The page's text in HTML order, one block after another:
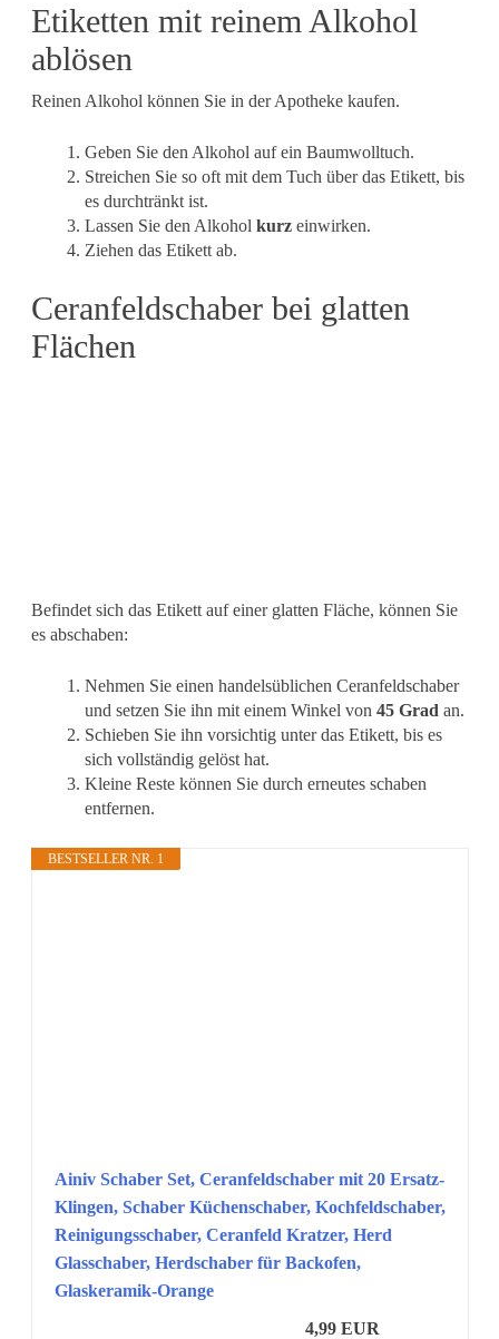
Etiketten mit reinem Alkohol
ablösen
Reinen Alkohol können Sie in der Apotheke kaufen.
Geben Sie den Alkohol auf ein Baumwolltuch.
Streichen Sie so oft mit dem Tuch über das Etikett, bis
es durchtränkt ist.
Lassen Sie den Alkohol kurzeinwirken.
Ziehen das Etikett ab.
Ceranfeldschaber bei glatten
Flächen
Befindet sich das Etikett auf einer glatten Fläche, können Sie
es abschaben:
Nehmen Sie einen handelsüblichen Ceranfeldschaber
und setzen Sie ihn mit einem Winkel von 45 Grad an.
Schieben Sie ihn vorsichtig unter das Etikett, bis es
sich vollständig gelöst hat.
Kleine Reste können Sie durch erneutes schaben
entfernen.
BESTSELLER NR. 1
Ainiv Schaber Set, Ceranfeldschaber mit 20 Ersatz-
Klingen, Schaber Küchenschaber, Kochfeldschaber,
Reinigungsschaber, Ceranfeld Kratzer, Herd
Glasschaber, Herdschaber für Backofen,
Glaskeramik-Orange
4,99 EUR